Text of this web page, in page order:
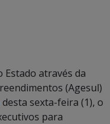
Estado através da
(Agesul)
desta sexta-feira (1), o
para